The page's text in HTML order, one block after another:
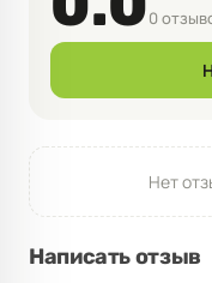
0
Нет
Написать отзыв